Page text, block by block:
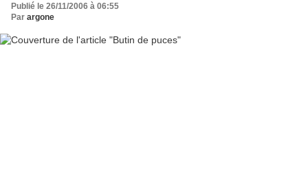
Publié le 26/11/2006 à 06:55
Par argone